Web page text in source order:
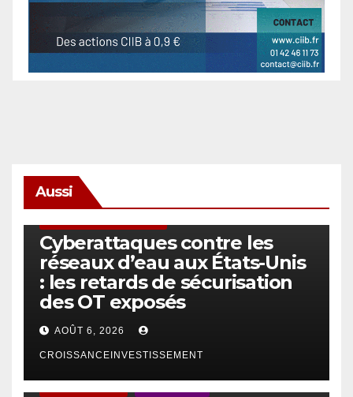
Aussi
Cyberattaques contre les
réseaux d’eau aux États-Unis
: les retards de sécurisation
des OT exposés
AOÛT 6, 2026
CROISSANCEINVESTISSEMENT